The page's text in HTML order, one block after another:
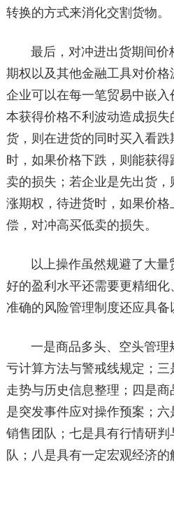
转换的方式来消化交割货物。
最后，对冲进出货期间价
期权以及其他金融工具对价格
企业可以在每一笔贸易中嵌
本获得价格不利波动造成损
货，则在进货的同时买入看
时，如果价格下跌，则能获
卖的损失；若企业是先出货
涨期权，待进货时，如果价
偿，对冲高买低卖的损失。
以上操作虽然规避了大
好的盈利水平还需要更精细
准确的风险管理制度还应具备
一是商品多头、空头管理
亏计算方法与警戒线规定；
走势与历史信息整理；四是
是突发事件应对操作预案；
销售团队；七是具有行情研判
队；八是具有一定宏观经济的